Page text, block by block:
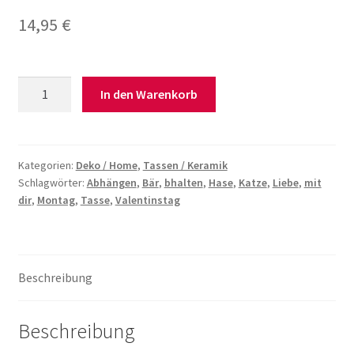
14,95 €
Menge
In den Warenkorb
Kategorien: Deko / Home, Tassen / Keramik
Schlagwörter: Abhängen, Bär, bhalten, Hase, Katze, Liebe, mit
dir, Montag, Tasse, Valentinstag
Beschreibung
Beschreibung